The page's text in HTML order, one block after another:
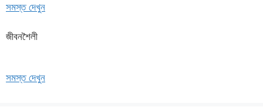
সমস্ত দেখুন
জীবনশৈলী
সমস্ত দেখুন